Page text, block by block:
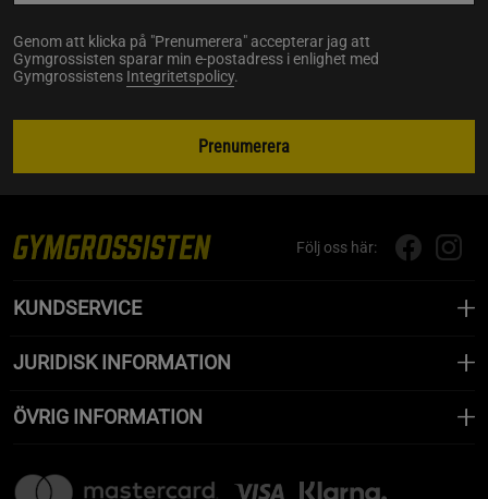
Genom att klicka på "Prenumerera" accepterar jag att
Gymgrossisten sparar min e-postadress i enlighet med
Gymgrossistens Integritetspolicy.
Prenumerera
Följ oss här:
KUNDSERVICE
JURIDISK INFORMATION
ÖVRIG INFORMATION